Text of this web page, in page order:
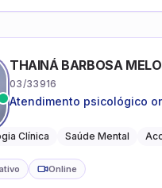
THAINÁ BARBOSA MELO
03/33916
Atendimento psicológico
emocional
Clínica Saúde Mental
Online